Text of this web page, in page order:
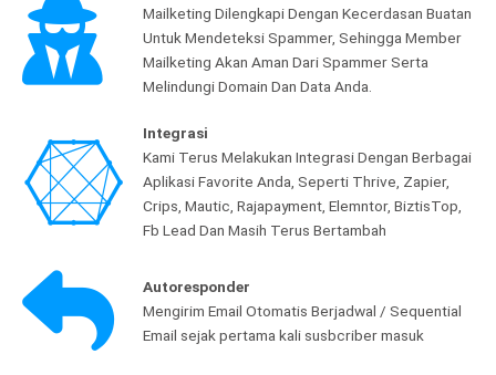
Mailketing Dilengkapi Dengan Kecerdasan Buatan
Untuk Mendeteksi Spammer, Sehingga Member
Mailketing Akan Aman Dari Spammer Serta
Melindungi Domain Dan Data Anda.
Integrasi
Kami Terus Melakukan Integrasi Dengan Berbagai
Aplikasi Favorite Anda, Seperti Thrive, Zapier,
Crips, Mautic, Rajapayment, Elemntor, BiztisTop,
Fb Lead Dan Masih Terus Bertambah
Autoresponder
Mengirim Email Otomatis Berjadwal / Sequential
Email sejak pertama kali susbcriber masuk